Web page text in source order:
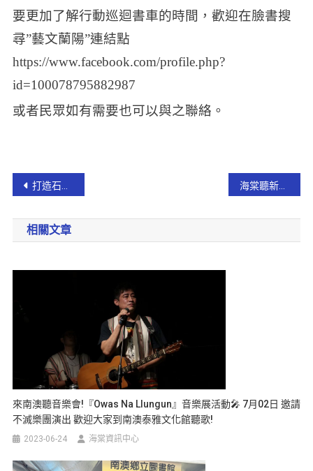
要更加了解行動巡迴書車的時間，歡迎在臉書搜
尋”藝文蘭陽”連結點
https://www.facebook.com/profile.php?
id=100078795882987
或者民眾如有需要也可以與之聯絡。
打造石城、大里遊憩新據點 提升蘭海鐵道五漁村觀光發展
相關文章
來南澳聽音樂會!『owas Na Llungun』音樂展活動🎤 7月02日 邀請
不滅樂團演出 歡迎大家到南澳泰雅文化館聽歌!
2023-06-24 海棠資訊中心